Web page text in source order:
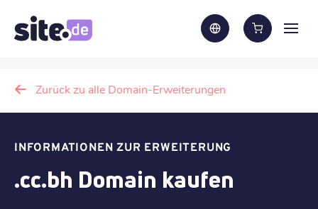
Zurück zu alle Domain-Erweiterungen
INFORMATIONEN ZUR ERWEITERUNG
.cc.bh Domain kaufen